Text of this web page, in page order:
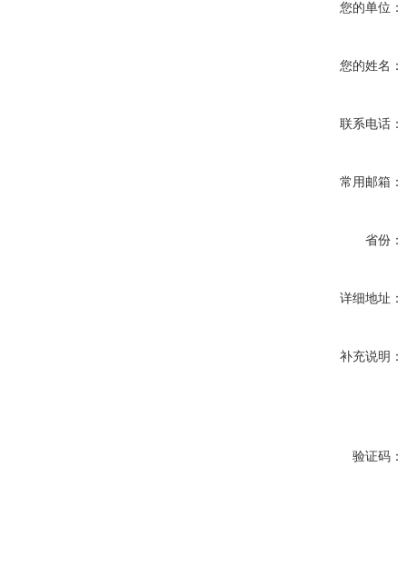
您的单位：
您的姓名：
联系电话：
常用邮箱：
省份：
详细地址：
补充说明：
验证码：